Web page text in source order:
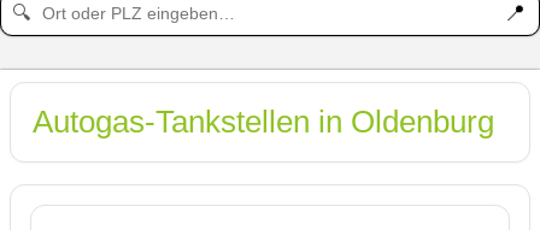
🔍 📍
Autogas-Tankstellen in Oldenburg